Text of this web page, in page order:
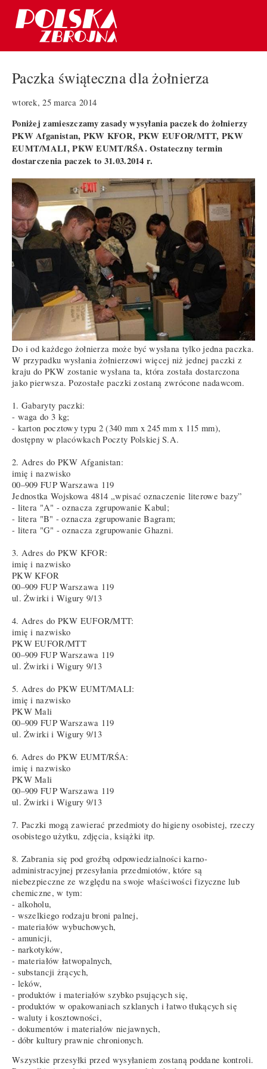
Paczka świąteczna dla żołnierza
wtorek, 25 marca 2014
Poniżej zamieszczamy zasady wysyłania paczek do żołnierzy
PKW Afganistan, PKW KFOR, PKW EUFOR/MTT, PKW
EUMT/MALI, PKW EUMT/RŚA. Ostateczny termin
dostarczenia paczek to 31.03.2014 r.
Do i od każdego żołnierza może być wysłana tylko jedna paczka.
W przypadku wysłania żołnierzowi więcej niż jednej paczki z
kraju do PKW zostanie wysłana ta, która została dostarczona
jako pierwsza. Pozostałe paczki zostaną zwrócone nadawcom.
1. Gabaryty paczki:
- waga do 3 kg;
- karton pocztowy typu 2 (340 mm x 245 mm x 115 mm),
dostępny w placówkach Poczty Polskiej S.A.
2. Adres do PKW Afganistan:
imię i nazwisko
00–909 FUP Warszawa 119
Jednostka Wojskowa 4814 „wpisać oznaczenie literowe bazy”
- litera "A" - oznacza zgrupowanie Kabul;
- litera "B" - oznacza zgrupowanie Bagram;
- litera "G" - oznacza zgrupowanie Ghazni.
3. Adres do PKW KFOR:
imię i nazwisko
PKW KFOR
00–909 FUP Warszawa 119
ul. Żwirki i Wigury 9/13
4. Adres do PKW EUFOR/MTT:
imię i nazwisko
PKW EUFOR/MTT
00–909 FUP Warszawa 119
ul. Żwirki i Wigury 9/13
5. Adres do PKW EUMT/MALI:
imię i nazwisko
PKW Mali
00–909 FUP Warszawa 119
ul. Żwirki i Wigury 9/13
6. Adres do PKW EUMT/RŚA:
imię i nazwisko
PKW Mali
00–909 FUP Warszawa 119
ul. Żwirki i Wigury 9/13
7. Paczki mogą zawierać przedmioty do higieny osobistej, rzeczy
osobistego użytku, zdjęcia, książki itp.
8. Zabrania się pod groźbą odpowiedzialności karno-
administracyjnej przesyłania przedmiotów, które są
niebezpieczne ze względu na swoje właściwości fizyczne lub
chemiczne, w tym:
- alkoholu,
- wszelkiego rodzaju broni palnej,
- materiałów wybuchowych,
- amunicji,
- narkotyków,
- materiałów łatwopalnych,
- substancji żrących,
- leków,
- produktów i materiałów szybko psujących się,
- produktów w opakowaniach szklanych i łatwo tłukących się
- waluty i kosztowności,
- dokumentów i materiałów niejawnych,
- dóbr kultury prawnie chronionych.
Wszystkie przesyłki przed wysyłaniem zostaną poddane kontroli.